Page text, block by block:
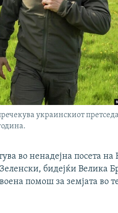
украинскиот
во ненадејна посета на
бидејќи Велика
помош за земјата во